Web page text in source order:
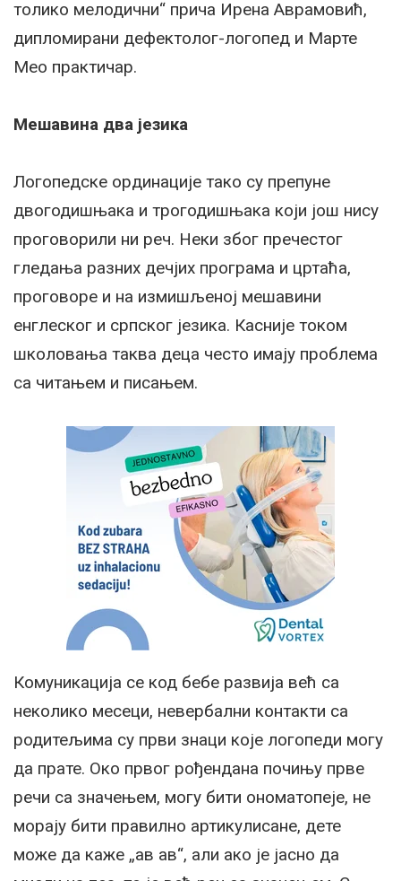
толико мелодични“ прича Ирена Аврамовић,
дипломирани дефектолог-логопед и Марте
Мео практичар.
Мешавина два језика
Логопедске ординације тако су препуне
двогодишњака и трогодишњака који још нису
проговорили ни реч. Неки због пречестог
гледања разних дечјих програма и цртаћа,
проговоре и на измишљеној мешавини
енглеског и српског језика. Касније током
школовања таква деца често имају проблема
са читањем и писањем.
Комуникација се код бебе развија већ са
неколико месеци, невербални контакти са
родитељима су први знаци које логопеди могу
да прате. Око првог рођендана почињу прве
речи са значењем, могу бити ономатопеје, не
морају бити правилно артикулисане, дете
може да каже „ав ав“, али ако је јасно да